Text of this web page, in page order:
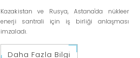
Kazakistan ve Rusya, Astana'da nükleer
enerji santrali için iş birliği anlaşması
imzaladı.
Daha Fazla Bilgi